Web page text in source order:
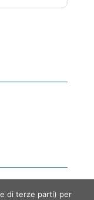
di terze parti) per